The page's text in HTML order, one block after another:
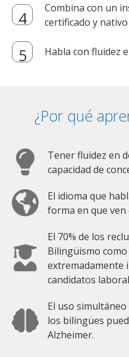
Combina con un
certificado y
Habla con fluidez
¿Por qué
Tener fluidez en
capacidad de
El idioma que
forma en que ven
El 70% de los
Bilingüismo como
extremadamente
candidatos
El uso
los bilingües
Alzheimer.